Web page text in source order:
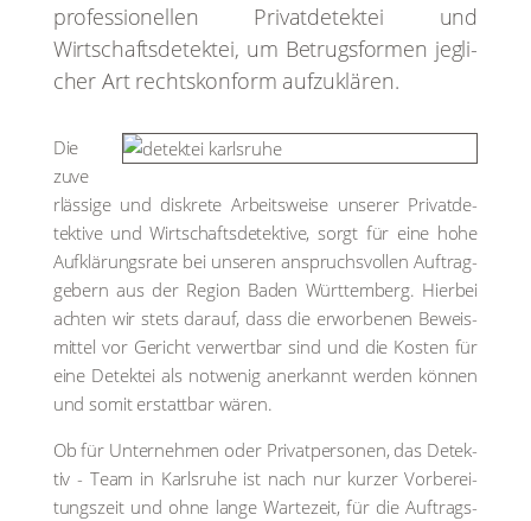
pro­fes­sio­nel­len Pri­vat­de­tek­tei und
Wirtschafts­detektei, um Betrugs­for­men jeg­li­
cher Art rechts­kon­form auf­zu­klä­ren.
Die
zuve
r­läs­si­ge und dis­kre­te Arbeits­wei­se unse­rer Pri­vat­de­
tek­ti­ve und Wirt­schafts­de­tek­ti­ve, sorgt für eine hohe
Auf­klä­rungs­ra­te bei unse­ren anspruchs­vol­len Auf­trag­
ge­bern aus der Regi­on Baden Würt­tem­berg. Hier­bei
ach­ten wir stets dar­auf, dass die erwor­be­nen Beweis­
mit­tel vor Gericht ver­wert­bar sind und die Kos­ten für
eine Detek­tei als not­we­nig aner­kannt wer­den kön­nen
und somit erstatt­bar wären.
Ob für Unter­neh­men oder Pri­vat­per­so­nen, das Detek­
tiv - Team in Karls­ru­he ist nach nur kur­zer Vor­be­rei­
tungs­zeit und ohne lan­ge War­te­zeit, für die Auf­trags­